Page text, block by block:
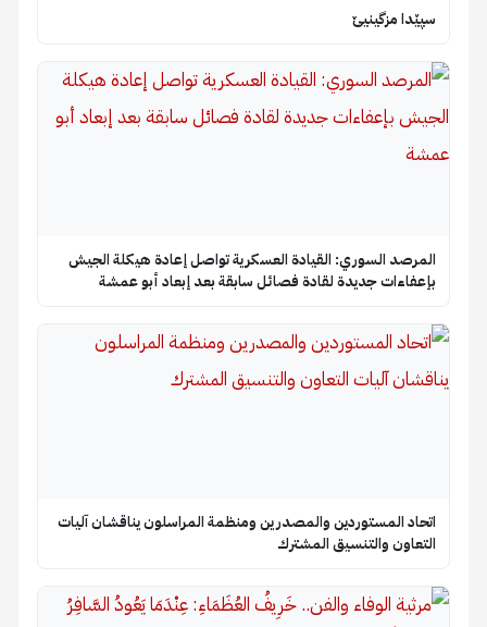
سپێدا مزگینیێ
المرصد السوري: القيادة العسكرية تواصل إعادة هيكلة الجيش
بإعفاءات جديدة لقادة فصائل سابقة بعد إبعاد أبو عمشة
اتحاد المستوردين والمصدرين ومنظمة المراسلون يناقشان آليات
التعاون والتنسيق المشترك